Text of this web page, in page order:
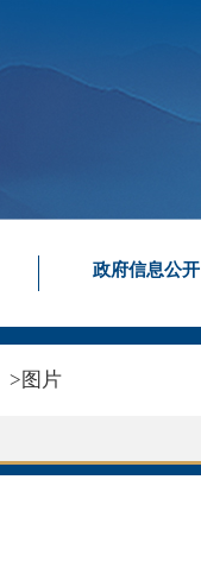
政府信息公开
>图片